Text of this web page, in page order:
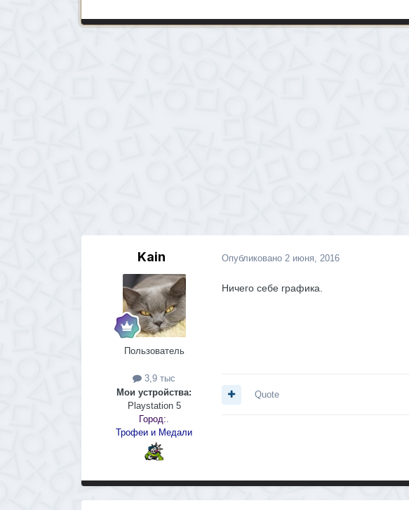
Kain
Пользователь
3,9 тыс
Мои устройства:
Playstation 5
Город:
Трофеи и Медали
Опубликовано 2 июня, 2016
Ничего себе графика.
Quote